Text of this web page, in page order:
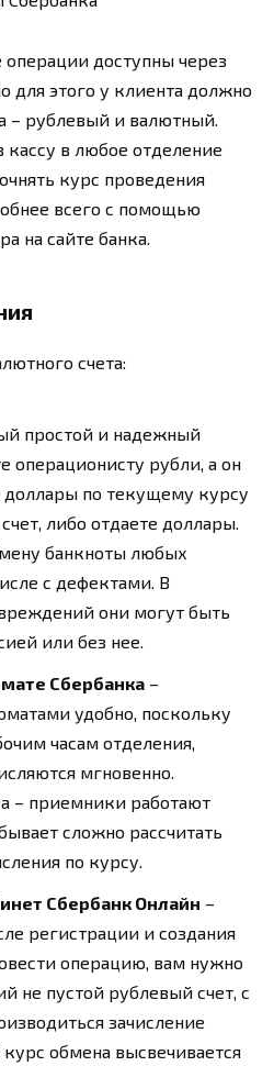
доступны через
для этого у клиента должно
– рублевый и валютный.
в любое отделение
курс проведения
всего с помощью
на сайте банка.
счета:
простой и надежный
операционисту рубли, а он
доллары по текущему курсу
либо отдаете доллары.
банкноты любых
с дефектами. В
они могут быть
или без нее.
Сбербанка –
удобно, поскольку
часам отделения,
мгновенно.
– приемники работают
сложно рассчитать
по курсу.
Сбербанк Онлайн –
регистрации и создания
операцию, вам нужно
не пустой рублевый счет, с
зачисление
обмена высвечивается